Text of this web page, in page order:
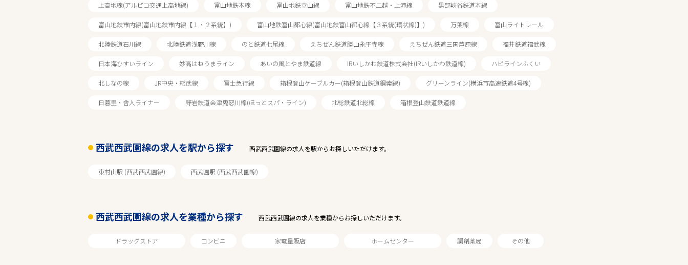
雇用形態
こだわり条件
フリーワード
1件から検索する
上高地線(アルピコ交通上高地線) 富山地鉄本線 富山地鉄立山線 富山地鉄不二越・上滝線 黒部峡谷鉄道本線
富山地鉄市内線(富山地鉄市内線【１・２系統】) 富山地鉄富山都心線(富山地鉄富山都心線【３系統(環状線)】) 万葉線 富山ライトレール
北陸鉄道石川線 北陸鉄道浅野川線 のと鉄道七尾線 えちぜん鉄道勝山永平寺線 えちぜん鉄道三国芦原線 福井鉄道福武線
日本海ひすいライン 妙高はねうまライン あいの風とやま鉄道線 IRいしかわ鉄道株式会社(IRいしかわ鉄道線) ハピラインふくい
北しなの線 JR中央・総武線 富士急行線 箱根登山ケーブルカー(箱根登山鉄道鋼索線) グリーンライン(横浜市高速鉄道4号線)
日暮里・舎人ライナー 野岩鉄道会津鬼怒川線(ほっとスパ・ライン) 北総鉄道北総線 箱根登山鉄道鉄道線
西武西武園線の求人を駅から探す 西武西武園線の求人を駅からお探しいただけます。
東村山駅 (西武西武園線) 西武園駅 (西武西武園線)
西武西武園線の求人を業種から探す 西武西武園線の求人を業種からお探しいただけます。
ドラッグストア コンビニ 家電量販店 ホームセンター 調剤薬局 その他